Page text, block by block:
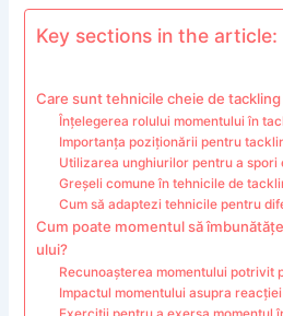
Key sections in the article:
Care sunt tehnicile cheie de
Înțelegerea rolului momentului în
Importanța poziționării pentru
Utilizarea unghiurilor pentru a
Greșeli comune în tehnicile de
Cum să adaptezi tehnicile pentru
Cum poate momentul să
ului?
Recunoașterea momentului potrivit
Impactul momentului asupra